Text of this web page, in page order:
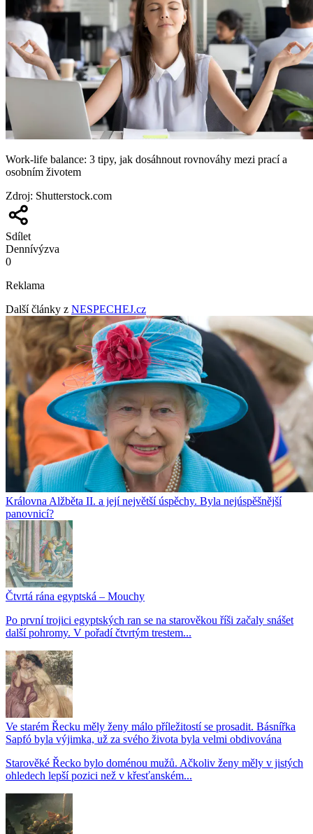
Work-life balance: 3 tipy, jak dosáhnout rovnováhy mezi prací a
osobním životem
Zdroj: Shutterstock.com
Sdílet
Dennívýzva
0
Reklama
Další články z NESPECHEJ.cz
Královna Alžběta II. a její největší úspěchy. Byla nejúspěšnější
panovnicí?
Čtvrtá rána egyptská – Mouchy
Po první trojici egyptských ran se na starověkou říši začaly snášet
další pohromy. V pořadí čtvrtým trestem...
Ve starém Řecku měly ženy málo příležitostí se prosadit. Básnířka
Sapfó byla výjimka, už za svého života byla velmi obdivována
Starověké Řecko bylo doménou mužů. Ačkoliv ženy měly v jistých
ohledech lepší pozici než v křesťanském...